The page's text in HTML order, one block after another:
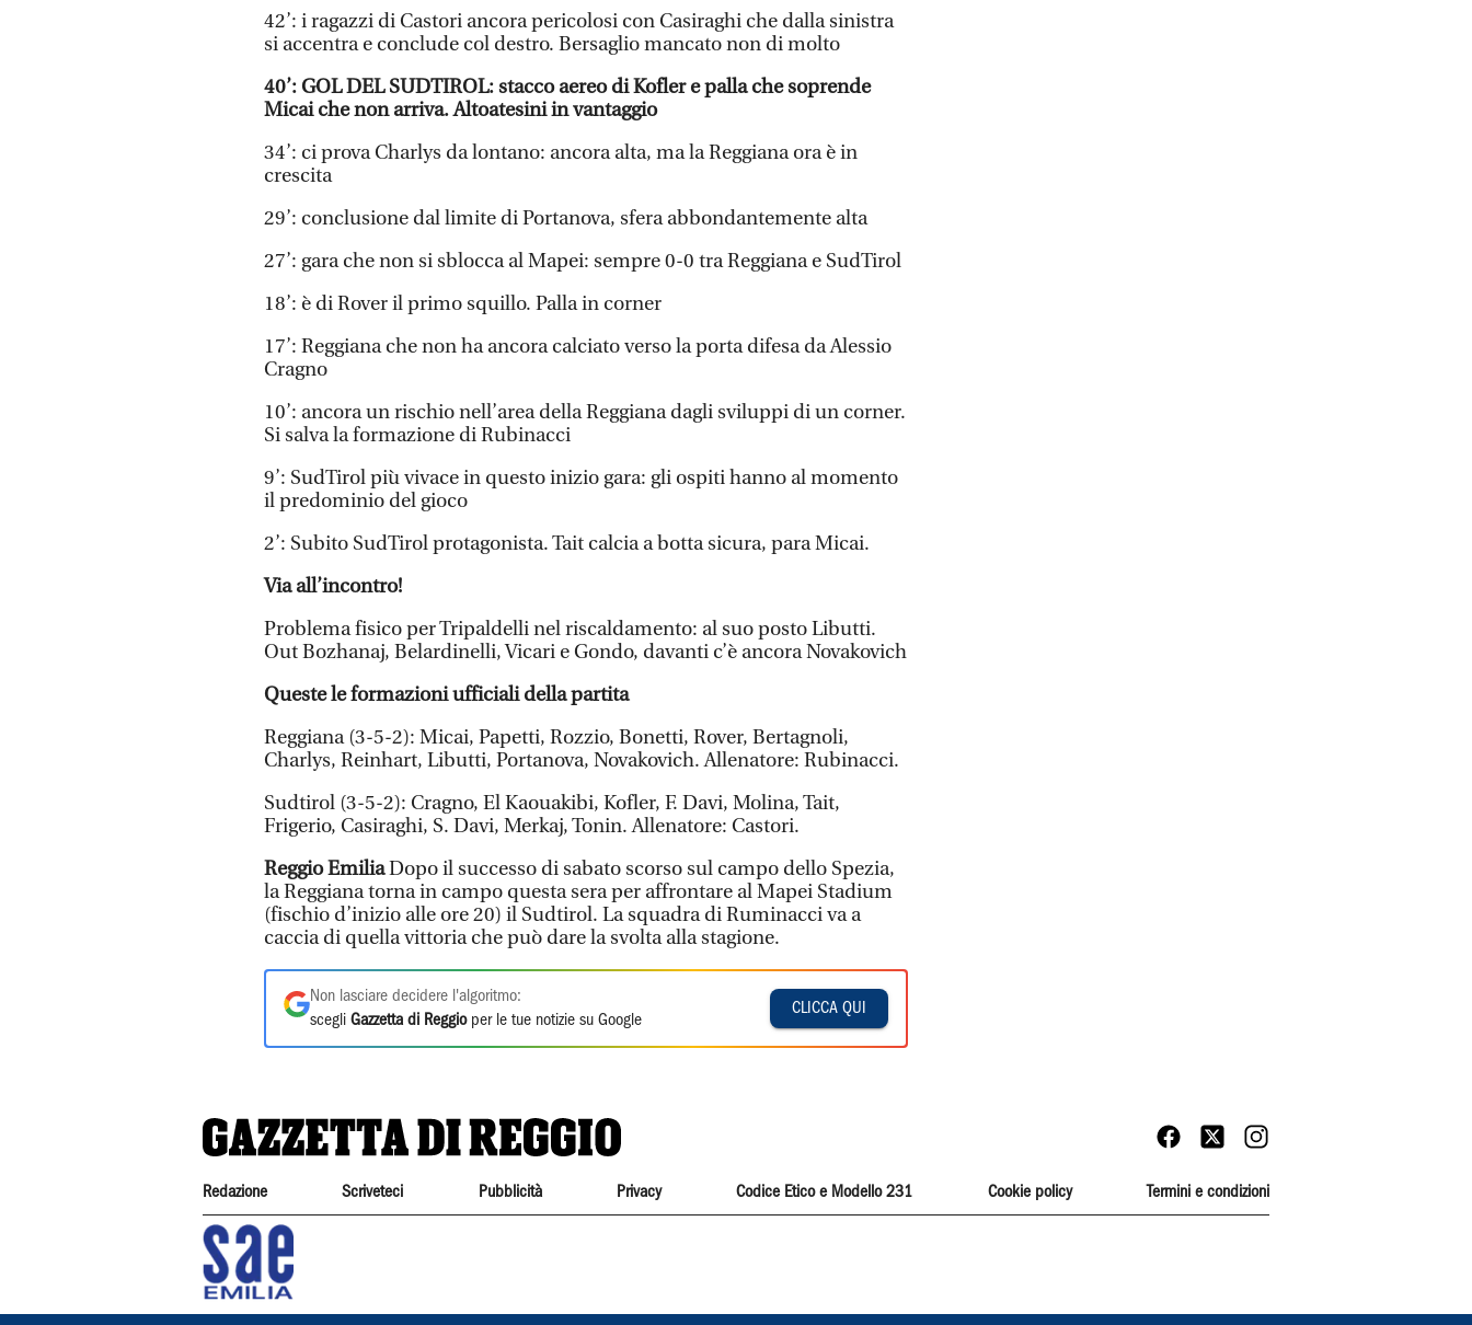
42’: i ragazzi di Castori ancora pericolosi con Casiraghi che dalla sinistra
si accentra e conclude col destro. Bersaglio mancato non di molto
40’: GOL DEL SUDTIROL: stacco aereo di Kofler e palla che soprende
Micai che non arriva. Altoatesini in vantaggio
34’: ci prova Charlys da lontano: ancora alta, ma la Reggiana ora è in
crescita
29’: conclusione dal limite di Portanova, sfera abbondantemente alta
27’: gara che non si sblocca al Mapei: sempre 0-0 tra Reggiana e SudTirol
18’: è di Rover il primo squillo. Palla in corner
17’: Reggiana che non ha ancora calciato verso la porta difesa da Alessio
Cragno
10’: ancora un rischio nell’area della Reggiana dagli sviluppi di un corner.
Si salva la formazione di Rubinacci
9’: SudTirol più vivace in questo inizio gara: gli ospiti hanno al momento
il predominio del gioco
2’: Subito SudTirol protagonista. Tait calcia a botta sicura, para Micai.
Via all’incontro!
Problema fisico per Tripaldelli nel riscaldamento: al suo posto Libutti.
Out Bozhanaj, Belardinelli, Vicari e Gondo, davanti c’è ancora Novakovich
Queste le formazioni ufficiali della partita
Reggiana (3-5-2): Micai, Papetti, Rozzio, Bonetti, Rover, Bertagnoli,
Charlys, Reinhart, Libutti, Portanova, Novakovich. Allenatore: Rubinacci.
Sudtirol (3-5-2): Cragno, El Kaouakibi, Kofler, F. Davi, Molina, Tait,
Frigerio, Casiraghi, S. Davi, Merkaj, Tonin. Allenatore: Castori.
Reggio EmiliaDopo il successo di sabato scorso sul campo dello Spezia,
la Reggiana torna in campo questa sera per affrontare al Mapei Stadium
(fischio d’inizio alle ore 20) il Sudtirol. La squadra di Ruminacci va a
caccia di quella vittoria che può dare la svolta alla stagione.
Non lasciare decidere l'algoritmo:
scegli Gazzetta di Reggioper le tue notizie su Google
CLICCA QUI
Redazione Scriveteci Pubblicità Privacy Codice Etico e Modello 231 Cookie policy Termini e condizioni